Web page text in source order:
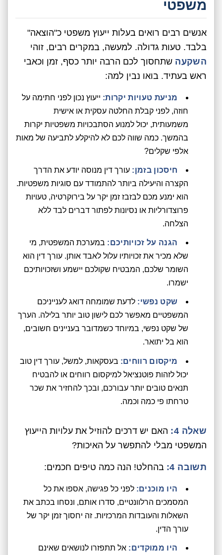
משפטי
אנשים רבים רואים בעלות ייעוץ משפטי כ"הוצאה"
בלבד. טעות גדולה. למעשה, במקרים רבים, זוהי
השקעה שתחסוך לכם הרבה יותר כסף, זמן וכאבי
ראש בעתיד. בואו נבין למה:
מניעת טעויות יקרות: ייעוץ נכון לפני חתימה על
חוזה, לפני קבלת החלטה עסקית או אישית
משמעותית, יכול למנוע הסתבכויות משפטיות יקרות
בהמשך. כמה שווה לכם לא להיקלע לתביעה של מאות
אלפי שקלים?
חיסכון בזמן: עורך דין מנוסה יודע את הדרך
הקצרה והיעילה ביותר להתמודד עם סוגיות משפטיות.
הוא ימנע מכם לבזבז זמן יקר על בירוקרטיה, טעויות
פרוצדורליות או נסיונות לפתור דברים לבד ללא
הצלחה.
הגנה על זכויותיכם: במערכת המשפטית, מי
שלא מכיר את זכויותיו עלול לאבד אותן. עורך דין הוא
השומר שלכם, המבטיח שקולכם יישמע ושזכויותיכם
ישמרו.
שקט נפשי: לדעת שמומחה דואג לענייניכם
המשפטיים מאפשר לכם לישון טוב יותר בלילה. הערך
של שקט נפשי, במיוחד כשמדובר בעניינים חשובים,
הוא בל יתואר.
מיקסום רווחים: בעסקאות, למשל, עורך דין טוב
יכול לזהות פוטנציאל למיקסום רווחים או להבטיח
תנאים טובים יותר עבורכם, ובכך להחזיר את שכר
טרחתו פי כמה וכמה.
שאלה 4:
האם יש דרכים להוזיל את עלויות הייעוץ
המשפטי מבלי להתפשר על האיכות?
תשובה 4: בהחלט! הנה כמה טיפים חכמים:
היו מוכנים: לפני כל פגישה, אספו את כל
המסמכים הרלוונטיים, סדרו אותם, ונסחו בכתב את
השאלות והעובדות המרכזיות. זה יחסוך זמן יקר של
עורך הדין.
היו ממוקדים: אל תתפזרו לנושאים שאינם